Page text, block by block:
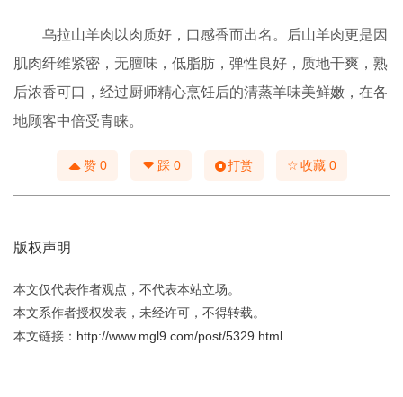
乌拉山羊肉以肉质好，口感香而出名。后山羊肉更是因
肌肉纤维紧密，无膻味，低脂肪，弹性良好，质地干爽，熟
后浓香可口，经过厨师精心烹饪后的清蒸羊味美鲜嫩，在各
地顾客中倍受青睐。
赞 0 踩 0 打赏 ☆收藏 0
版权声明
本文仅代表作者观点，不代表本站立场。
本文系作者授权发表，未经许可，不得转载。
本文链接： http://www.mgl9.com/post/5329.html